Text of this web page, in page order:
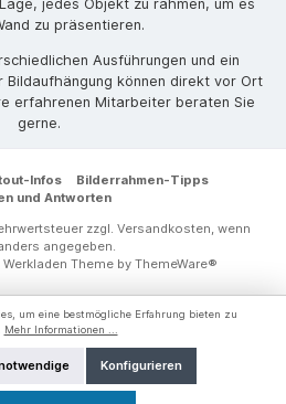
jedes Objekt zu rahmen, um es
zu präsentieren.
Ausführungen und ein
Bildaufhängung können direkt vor Ort
erfahrenen Mitarbeiter beraten Sie
gerne.
Infos
Bilderrahmen-Tipps
und Antworten
zzgl. Versandkosten, wenn
angegeben.
Theme by ThemeWare®
um eine bestmögliche Erfahrung bieten zu
Mehr Informationen ...
Konfigurieren